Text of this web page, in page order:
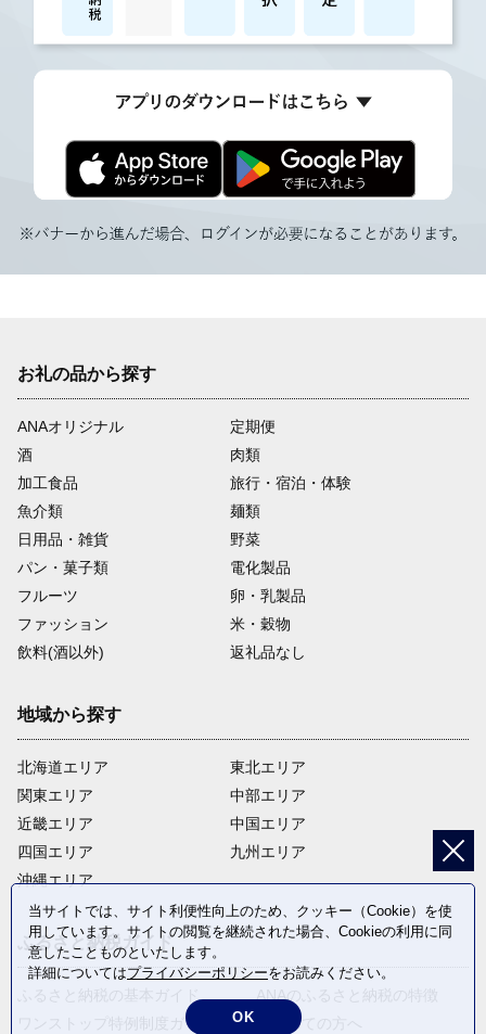
お礼の品から探す
ANAオリジナル
定期便
酒
肉類
加工食品
旅行・宿泊・体験
魚介類
麺類
日用品・雑貨
野菜
パン・菓子類
電化製品
フルーツ
卵・乳製品
ファッション
米・穀物
飲料(酒以外)
返礼品なし
地域から探す
北海道エリア
関東エリア
近畿エリア
四国エリア
沖縄エリア
東北エリア
中部エリア
中国エリア
九州エリア
ふるさと納税ガイド
ふるさと納税の基本ガイド
ワンストップ特例制度ガイド
ANAのふるさと納税の特徴
はじめての方へ
当サイトでは、サイト利便性向上のため、クッキー（Cookie）を使
用しています。サイトの閲覧を継続された場合、Cookieの利用に同
意したことものといたします。
詳細についてはプライバシーポリシーをお読みください。
OK